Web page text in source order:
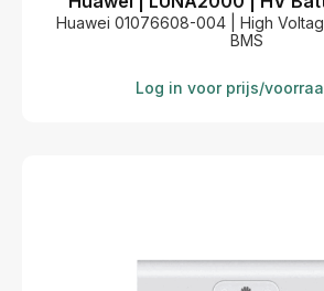
Huawei 01076608-004 | High
BMS
Log in voor prijs/